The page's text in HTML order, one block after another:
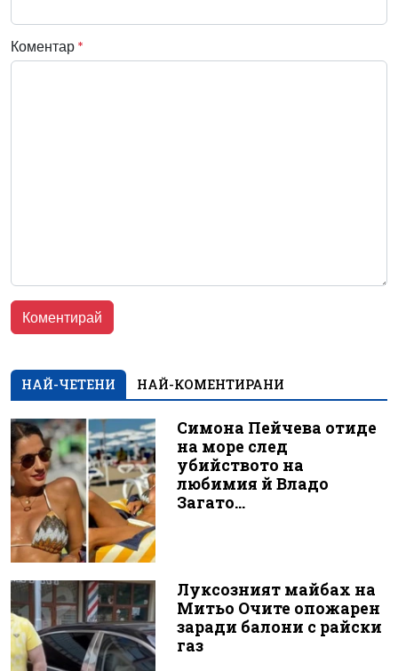
Коментар *
НАЙ-ЧЕТЕНИ НАЙ-КОМЕНТИРАНИ
Симона Пейчева отиде
на море след
убийството на
любимия й Владо
Загато...
Луксозният майбах на
Митьо Очите опожарен
заради балони с райски
газ